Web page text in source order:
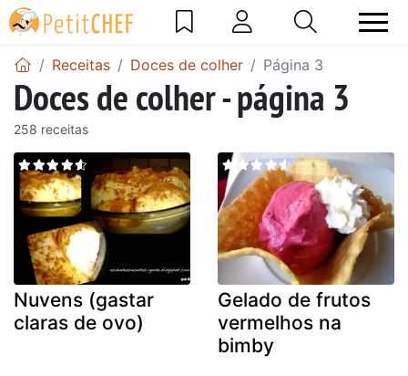
Receitas Doces de colher Página 3
Doces de colher - página 3
258 receitas
Nuvens (gastar
claras de ovo)
Gelado de frutos
vermelhos na
bimby